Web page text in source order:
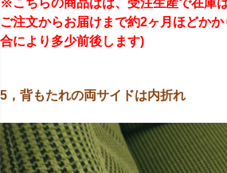
ご注文からお届けまで約2ヶ月ほどか
合により多少前後します)
5，背もたれの両サイドは内折れ